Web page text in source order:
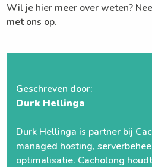
Wil je hier meer over weten?
met ons op.
Geschreven door:
Durk Hellinga
Durk Hellinga is partner bij
managed hosting,
optimalisatie. Cacholong